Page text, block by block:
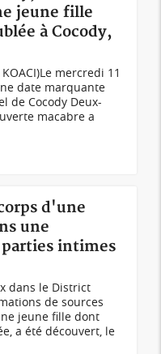
jeune fille
à Cocody,
mercredi 11
date marquante
de Cocody Deux-
macabre a
d'une
une
parties intimes
dans le District
de sources
jeune fille dont
a été découvert, le